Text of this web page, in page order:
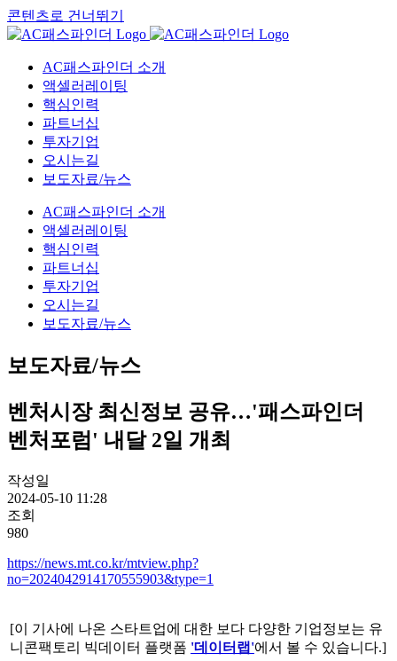
콘텐츠로 건너뛰기
AC패스파인더 소개
액셀러레이팅
핵심인력
파트너십
투자기업
오시는길
보도자료/뉴스
AC패스파인더 소개
액셀러레이팅
핵심인력
파트너십
투자기업
오시는길
보도자료/뉴스
보도자료/뉴스
벤처시장 최신정보 공유…'패스파인더
벤처포럼' 내달 2일 개최
작성일
2024-05-10 11:28
조회
980
https://news.mt.co.kr/mtview.php?
no=2024042914170555903&type=1
[이 기사에 나온 스타트업에 대한 보다 다양한 기업정보는 유
니콘팩토리 빅데이터 플랫폼 '데이터랩'에서 볼 수 있습니다.]